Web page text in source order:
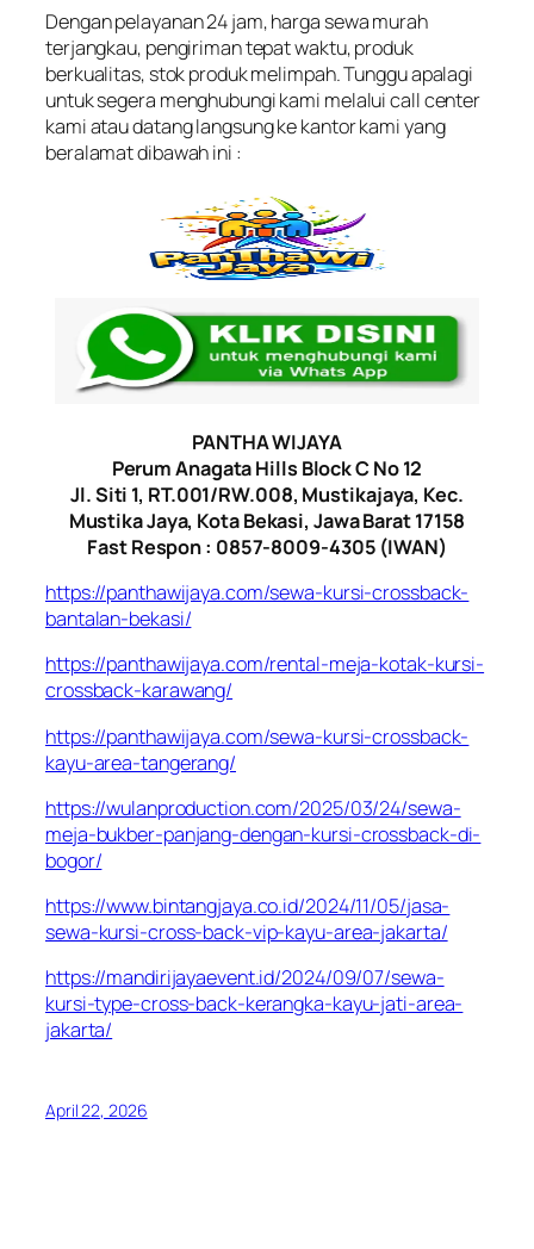
Dengan pelayanan 24 jam, harga sewa murah
terjangkau, pengiriman tepat waktu, produk
berkualitas, stok produk melimpah. Tunggu apalagi
untuk segera menghubungi kami melalui call center
kami atau datang langsung ke kantor kami yang
beralamat dibawah ini :
PANTHA WIJAYA
Perum Anagata Hills Block C No 12
Jl. Siti 1, RT.001/RW.008, Mustikajaya, Kec.
Mustika Jaya, Kota Bekasi, Jawa Barat 17158
Fast Respon : 0857-8009-4305 (IWAN)
https://panthawijaya.com/sewa-kursi-crossback-
bantalan-bekasi/
https://panthawijaya.com/rental-meja-kotak-kursi-
crossback-karawang/
https://panthawijaya.com/sewa-kursi-crossback-
kayu-area-tangerang/
https://wulanproduction.com/2025/03/24/sewa-
meja-bukber-panjang-dengan-kursi-crossback-di-
bogor/
https://www.bintangjaya.co.id/2024/11/05/jasa-
sewa-kursi-cross-back-vip-kayu-area-jakarta/
https://mandirijayaevent.id/2024/09/07/sewa-
kursi-type-cross-back-kerangka-kayu-jati-area-
jakarta/
April 22, 2026